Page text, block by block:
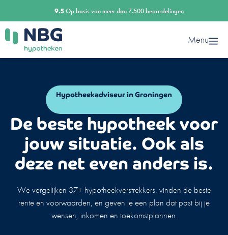
naar
de
inhoud
9.5Op basis van meer dan 7.500 beoordelingen
Menu
Hypotheekadviseur in Groningen
De beste hypotheek voor
jouw situatie. Ook als
deze net even anders is.
We vergelijken 37+ hypotheekverstrekkers, vinden de beste
rente en voorwaarden, en geven je een plan dat past bij je
wensen, inkomen en toekomstplannen.